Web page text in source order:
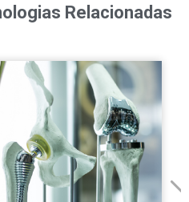
Relacionadas